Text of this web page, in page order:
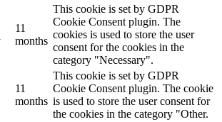
11
months
This cookie is set by GDPR
Cookie Consent plugin. The
cookies is used to store the user
consent for the cookies in the
category "Necessary".
11
months
This cookie is set by GDPR
Cookie Consent plugin. The cookie
is used to store the user consent for
the cookies in the category "Other.